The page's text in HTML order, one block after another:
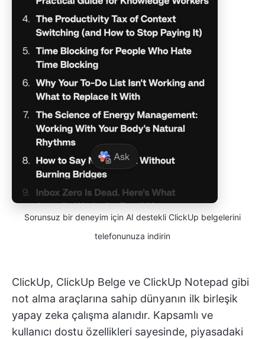
Sorunsuz bir deneyim için AI destekli ClickUp belgelerini
telefonunuza indirin
ClickUp, ClickUp Belge ve ClickUp Notepad gibi
not alma araçlarına sahip dünyanın ilk birleşik
yapay zeka çalışma alanıdır. Kapsamlı ve
kullanıcı dostu özellikleri sayesinde, piyasadaki